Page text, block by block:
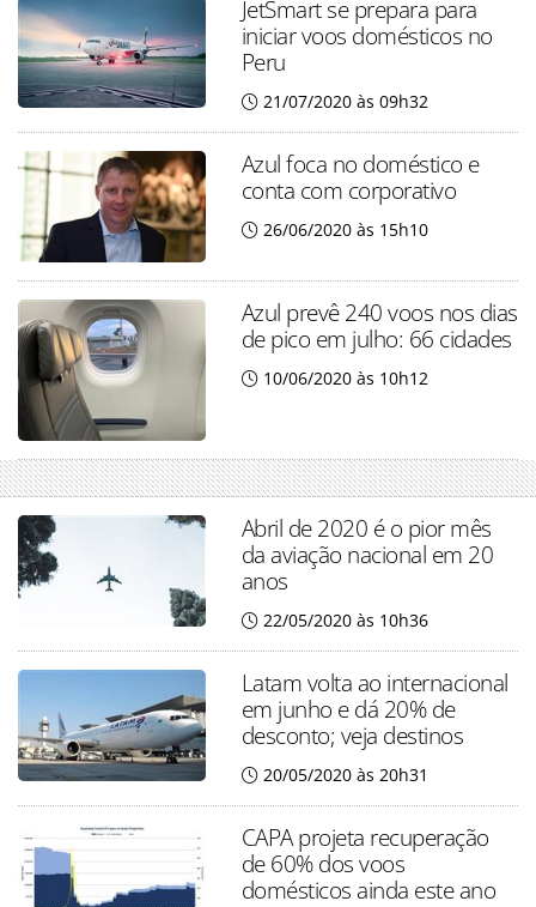
JetSmart se prepara para
iniciar voos domésticos no
Peru
21/07/2020 às 09h32
Azul foca no doméstico e
conta com corporativo
26/06/2020 às 15h10
Azul prevê 240 voos nos dias
de pico em julho: 66 cidades
10/06/2020 às 10h12
Abril de 2020 é o pior mês
da aviação nacional em 20
anos
22/05/2020 às 10h36
Latam volta ao internacional
em junho e dá 20% de
desconto; veja destinos
20/05/2020 às 20h31
CAPA projeta recuperação
de 60% dos voos
domésticos ainda este ano